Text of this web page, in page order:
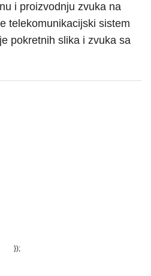
i proizvodnju zvuka na
telekomunikacijski sistem
pokretnih slika i zvuka sa
});